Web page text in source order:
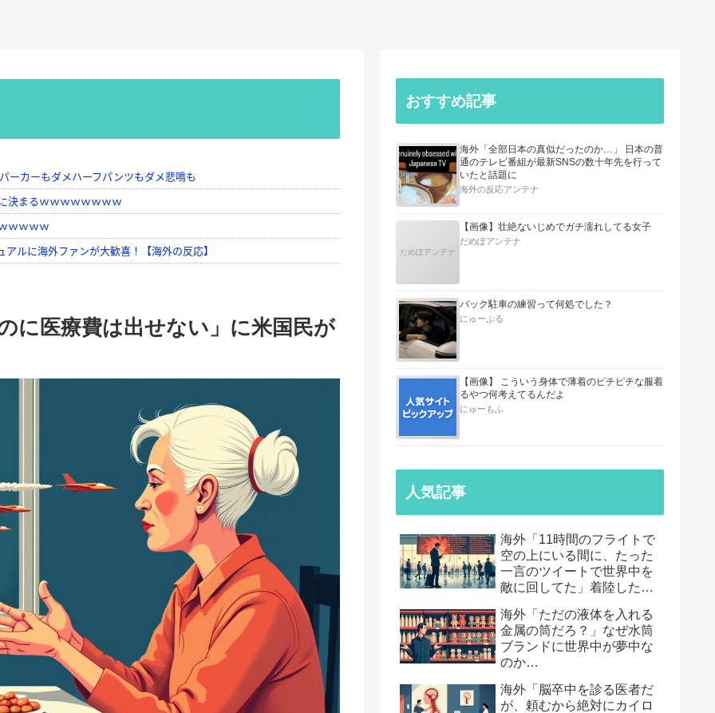
に医療費は出せない」に米国民が
おすすめ記事
海外「全部日本の真似だったのか…」 日本の普
通のテレビ番組が最新SNSの数十年先を行って
いたと話題に
海外の反応アンテナ
だめぽアンテナ
【画像】壮絶ないじめでガチ濡れしてる女子
だめぽアンテナ
バック駐車の練習って何処でした？
にゅーぷる
【画像】 こういう身体で薄着のピチピチな服着
るやつ何考えてるんだよ
にゅーもふ
人気記事
海外「11時間のフライトで
空の上にいる間に、たった
一言のツイートで世界中を
敵に回してた」着陸したら
海外「ただの液体を入れる
金属の筒だろ？」なぜ水筒
ブランドに世界中が夢中な
のか…
海外「脳卒中を診る医者だ
が、頼むから絶対にカイロ